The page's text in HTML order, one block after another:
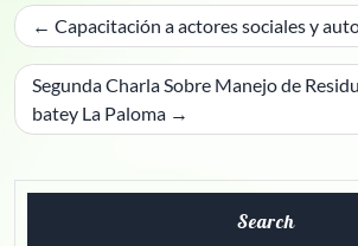
Navegación
de
entradas
Capacitación a actores sociales y
Segunda Charla Sobre Manejo de
batey La Paloma
Search